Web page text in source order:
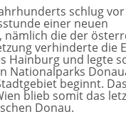
schlug
einer neuen
nämlich die der
verhinderte die
Hainburg und legte
Nationalparks
beginnt. Das
blieb somit das
Donau.